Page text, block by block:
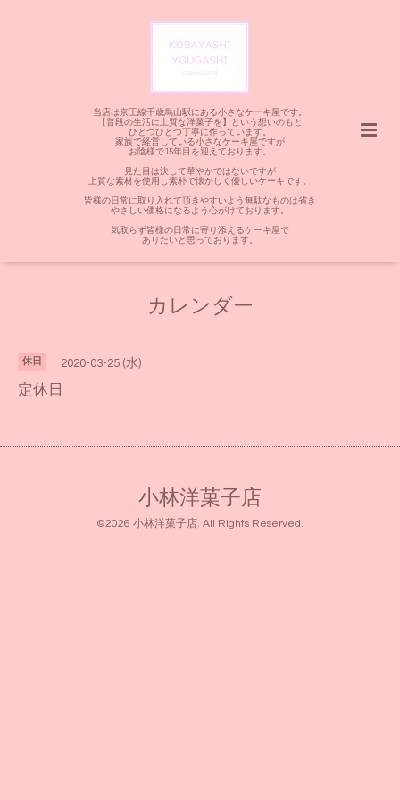
当店は京王線千歳烏山駅にある小さなケーキ屋です。
【普段の生活に上質な洋菓子を】という想いのもと
ひとつひとつ丁寧に作っています。
家族で経営している小さなケーキ屋ですが
お陰様で15年目を迎えております。
見た目は決して華やかではないですが
上質な素材を使用し素朴で懐かしく優しいケーキです。
皆様の日常に取り入れて頂きやすいよう無駄なものは省き
やさしい価格になるよう心がけております。
気取らず皆様の日常に寄り添えるケーキ屋で
ありたいと思っております。
カレンダー
休日 2020-03-25 (水)
定休日
小林洋菓子店
©2026 小林洋菓子店. All Rights Reserved.